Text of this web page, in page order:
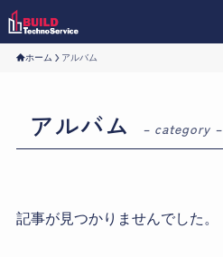
ホーム アルバム
アルバム – category –
記事が見つかりませんでした。